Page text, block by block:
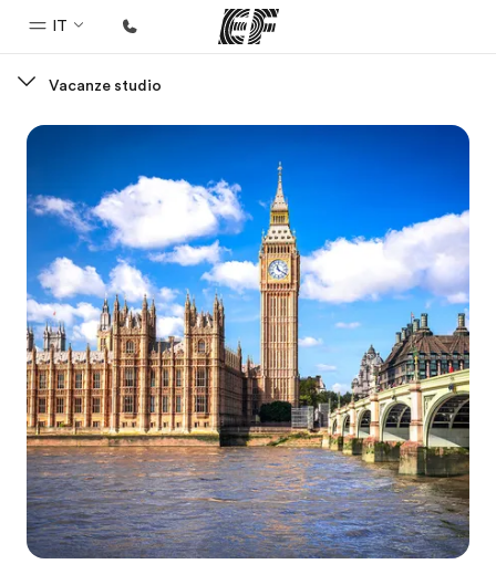
IT
Benvenuto alla EF
Vedi la nostra offerta
Uffici
Trova l'ufficio più vicino
Chi siamo
La nostra organizzazione
Carriera
Lavora con noi
Vacanze studio